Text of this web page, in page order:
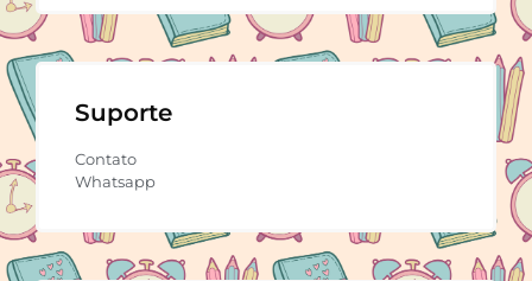
Suporte
Contato
Whatsapp